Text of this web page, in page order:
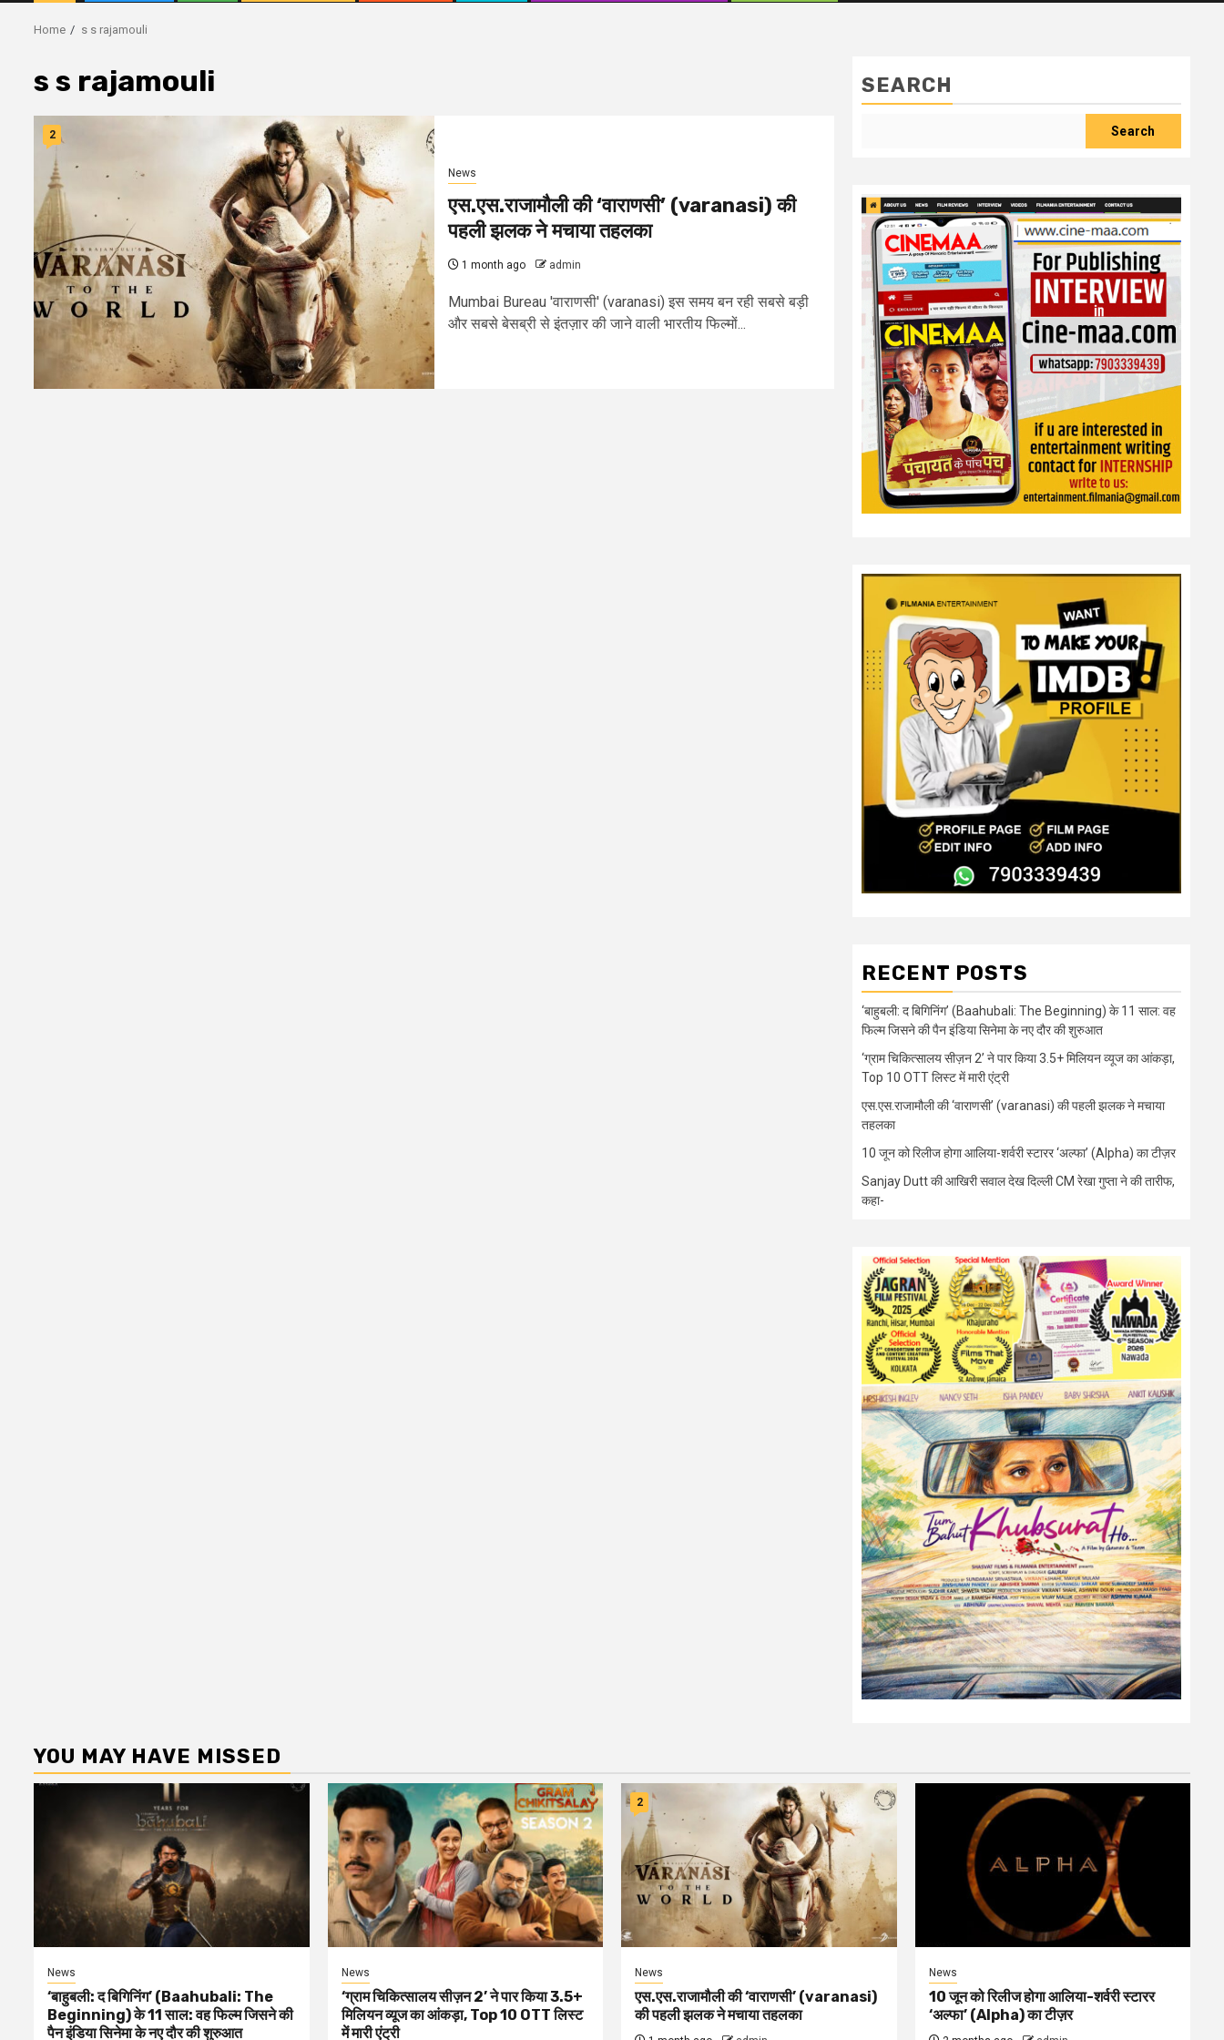
Home s s rajamouli
s s rajamouli
2
News
एस.एस.राजामौली की ‘वाराणसी’ (varanasi) की
पहली झलक ने मचाया तहलका
1 month ago admin
Mumbai Bureau 'वाराणसी' (varanasi) इस समय बन रही सबसे बड़ी
और सबसे बेसब्री से इंतज़ार की जाने वाली भारतीय फिल्मों...
SEARCH
Search
RECENT POSTS
‘बाहुबली: द बिगिनिंग’ (Baahubali: The Beginning) के 11 साल: वह
फिल्म जिसने की पैन इंडिया सिनेमा के नए दौर की शुरुआत
‘ग्राम चिकित्सालय सीज़न 2’ ने पार किया 3.5+ मिलियन व्यूज का आंकड़ा,
Top 10 OTT लिस्ट में मारी एंट्री
एस.एस.राजामौली की ‘वाराणसी’ (varanasi) की पहली झलक ने मचाया
तहलका
10 जून को रिलीज होगा आलिया-शर्वरी स्टारर ‘अल्फा’ (Alpha) का टीज़र
Sanjay Dutt की आखिरी सवाल देख दिल्ली CM रेखा गुप्ता ने की तारीफ,
कहा-
YOU MAY HAVE MISSED
News
‘बाहुबली: द बिगिनिंग’ (Baahubali: The
Beginning) के 11 साल: वह फिल्म जिसने की
पैन इंडिया सिनेमा के नए दौर की शुरुआत
News
‘ग्राम चिकित्सालय सीज़न 2’ ने पार किया 3.5+
मिलियन व्यूज का आंकड़ा, Top 10 OTT लिस्ट
में मारी एंट्री
2
News
एस.एस.राजामौली की ‘वाराणसी’ (varanasi)
की पहली झलक ने मचाया तहलका
News
10 जून को रिलीज होगा आलिया-शर्वरी स्टारर
‘अल्फा’ (Alpha) का टीज़र